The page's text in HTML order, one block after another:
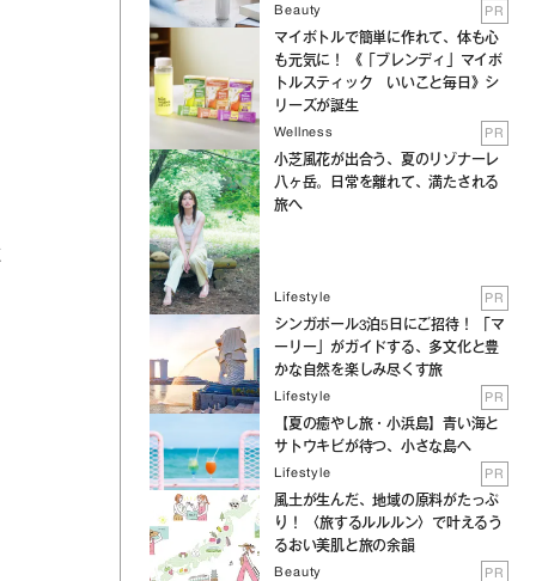
Beauty PR
マイボトルで簡単に作れて、体も心
も元気に！ 《「ブレンディ」マイボ
トルスティック いいこと毎日》シ
リーズが誕生
Wellness PR
小芝風花が出合う、夏のリゾナーレ
八ヶ岳。日常を離れて、満たされる
旅へ
Lifestyle PR
シンガポール3泊5日にご招待！ 「マ
ーリー」がガイドする、多文化と豊
かな自然を楽しみ尽くす旅
Lifestyle PR
【夏の癒やし旅・小浜島】青い海と
サトウキビが待つ、小さな島へ
Lifestyle PR
風土が生んだ、地域の原料がたっぷ
り！ 〈旅するルルルン〉で叶えるう
るおい美肌と旅の余韻
Beauty PR